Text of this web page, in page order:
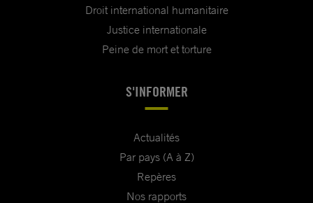
Droit international humanitaire
Justice internationale
Peine de mort et torture
S'INFORMER
Actualités
Par pays (A à Z)
Repères
Nos rapports